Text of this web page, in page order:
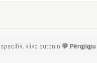
kliko butonin 💬 Përgjigju